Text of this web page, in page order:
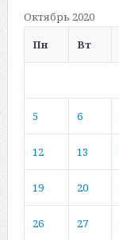
Октябрь 2020
Пн
Вт
5 6
12 13
19 20
26 27